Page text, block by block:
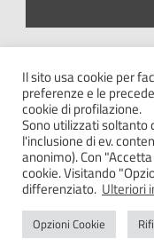
SEGUICI SU
Note legali – Privacy
Contatti
Il sito usa cookie per
preferenze e le
cookie di profilazione.
Sono utilizzati soltanto
l'inclusione di ev.
anonimo). Con
cookie. Visitando
differenziato. Ulteriori
Opzioni Cookie